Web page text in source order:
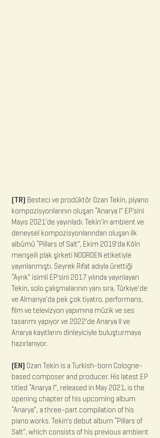
(TR) Besteci ve prodüktör Ozan Tekin, piyano
kompozisyonlarının oluşan “Anarya I” EP’sini
Mayıs 2021’de yayınladı. Tekin’in ambient ve
deneysel kompozisyonlarından oluşan ilk
albümü “Pillars of Salt”, Ekim 2019’da Köln
menşeili plak şirketi NOORDEN etiketiyle
yayınlanmıştı. Seyrek Rıfat adıyla ürettiği
“Ayrık” isimli EP’sini 2017 yılında yayınlayan
Tekin, solo çalışmalarının yanı sıra, Türkiye’de
ve Almanya’da pek çok tiyatro, performans,
film ve televizyon yapımına müzik ve ses
tasarımı yapıyor ve 2022’de Anarya II ve
Anarya kayıtlarını dinleyiciyle buluşturmaya
hazırlanıyor.
(EN) Ozan Tekin is a Turkish-born Cologne-
based composer and producer. His latest EP
titled “Anarya I”, released in May 2021, is the
opening chapter of his upcoming album
“Anarya”, a three-part compilation of his
piano works. Tekin’s debut album “Pillars of
Salt”, which consists of his previous ambient